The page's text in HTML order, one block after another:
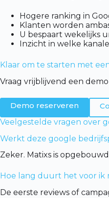
Hogere ranking in
Klanten worden
U bespaart wekelijks
Inzicht in welke
Klaar om te starten met
Vraag vrijblijvend een
Demo reserveren
Veelgestelde vragen over
Werkt deze google
Zeker. Matixs is
Hoe lang duurt het voor ik
De eerste reviews of